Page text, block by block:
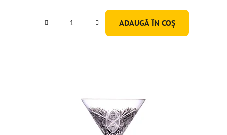
ADAUGĂ ÎN COŞ